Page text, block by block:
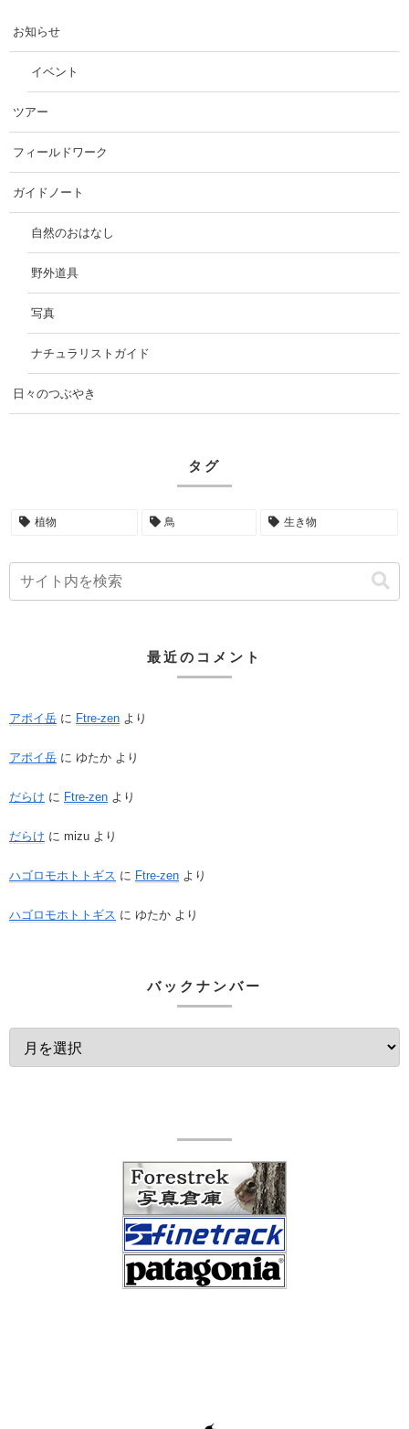
お知らせ
イベント
ツアー
フィールドワーク
ガイドノート
自然のおはなし
野外道具
写真
ナチュラリストガイド
日々のつぶやき
タグ
植物 鳥 生き物
最近のコメント
アポイ岳 に Ftre-zen より
アポイ岳 に ゆたか より
だらけ に Ftre-zen より
だらけ に mizu より
ハゴロモホトトギス に Ftre-zen より
ハゴロモホトトギス に ゆたか より
バックナンバー